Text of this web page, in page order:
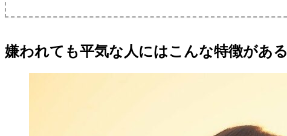
嫌われても平気な人にはこんな特徴がある